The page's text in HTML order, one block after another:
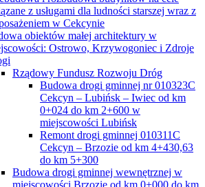
z usługami dla ludności starszej wraz z
w Cekcynie
obiektów małej architektury w
Ostrowo, Krzywogoniec i Zdroje
Rządowy Fundusz Rozwoju Dróg
Budowa drogi gminnej nr 010323C
Cekcyn – Lubińsk – Iwiec od km
0+024 do km 2+600 w
miejscowości Lubińsk
Remont drogi gminnej 010311C
Cekcyn – Brzozie od km 4+430,63
do km 5+300
Budowa drogi gminnej wewnętrznej w
miejscowości Brzozie od km 0+000 do km